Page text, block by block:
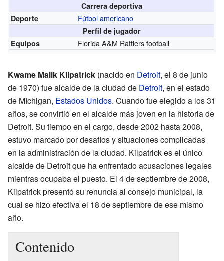
Carrera deportiva
Deporte
Fútbol americano
Perfil de jugador
Equipos
Florida A&M Rattlers football
Kwame Malik Kilpatrick (nacido en Detroit, el 8 de junio
de 1970) fue alcalde de la ciudad de Detroit, en el estado
de Míchigan, Estados Unidos. Cuando fue elegido a los 31
años, se convirtió en el alcalde más joven en la historia de
Detroit. Su tiempo en el cargo, desde 2002 hasta 2008,
estuvo marcado por desafíos y situaciones complicadas
en la administración de la ciudad. Kilpatrick es el único
alcalde de Detroit que ha enfrentado acusaciones legales
mientras ocupaba el puesto. El 4 de septiembre de 2008,
Kilpatrick presentó su renuncia al consejo municipal, la
cual se hizo efectiva el 18 de septiembre de ese mismo
año.
Contenido